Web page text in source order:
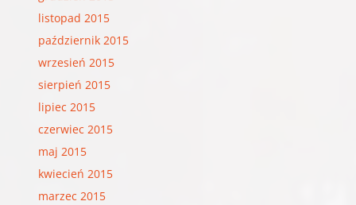
listopad 2015
październik 2015
wrzesień 2015
sierpień 2015
lipiec 2015
czerwiec 2015
maj 2015
kwiecień 2015
marzec 2015